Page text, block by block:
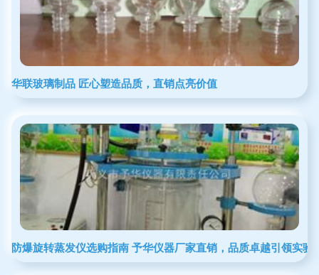
华联玻璃制品 匠心塑造品质，直销点亮价值
防爆旋转蒸发仪选购指南 予华仪器厂家直销，品质卓越引领实验